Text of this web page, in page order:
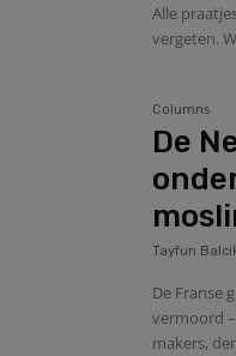
Alle
vergeten.
Columns
De
Tayfun
De Franse
vermoord
makers,